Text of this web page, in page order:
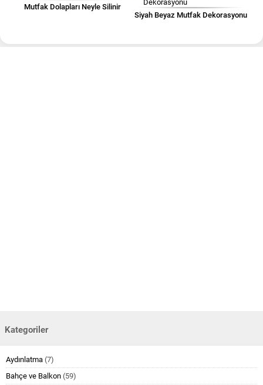
Mutfak Dolapları Neyle Silinir
Siyah Beyaz Mutfak Dekorasyonu
Kategoriler
Aydınlatma (7)
Bahçe ve Balkon (59)